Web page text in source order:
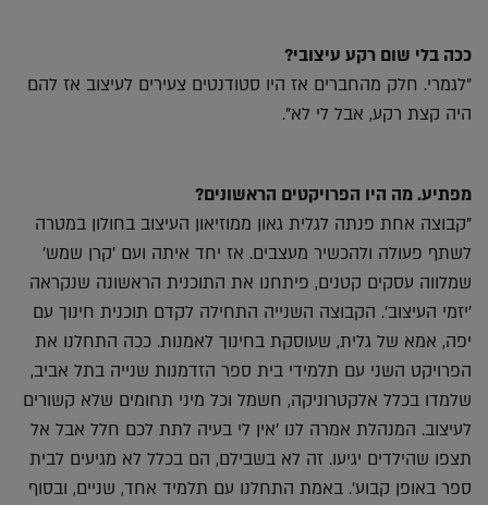
ככה בלי שום רקע עיצובי?
"לגמרי. חלק מהחברים אז היו סטודנטים צעירים לעיצוב אז להם
היה קצת רקע, אבל לי לא".
מפתיע. מה היו הפרויקטים הראשונים?
"קבוצה אחת פנתה לגלית גאון ממוזיאון העיצוב בחולון במטרה
לשתף פעולה ולהכשיר מעצבים. אז יחד איתה ועם 'קרן שמש'
שמלווה עסקים קטנים, פיתחנו את התוכנית הראשונה שנקראה
'יזמי העיצוב'. הקבוצה השנייה התחילה לקדם תוכנית חינוך עם
יפה, אמא של גלית, שעוסקת בחינוך לאמנות. ככה התחלנו את
הפרויקט השני עם תלמידי בית ספר הזדמנות שנייה בתל אביב,
שלמדו בכלל אלקטרוניקה, חשמל וכל מיני תחומים שלא קשורים
לעיצוב. המנהלת אמרה לנו 'אין לי בעיה לתת לכם חלל אבל אל
תצפו שהילדים יגיעו. זה לא בשבילם, הם בכלל לא מגיעים לבית
ספר באופן קבוע'. באמת התחלנו עם תלמיד אחד, שניים, ובסוף